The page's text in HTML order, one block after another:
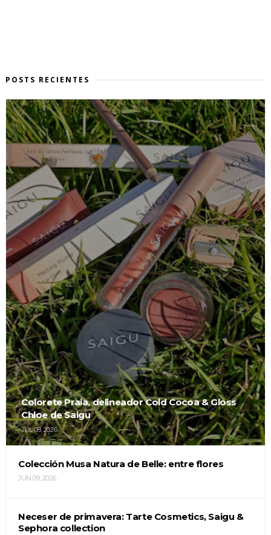
POSTS RECIENTES
Colorete Praia, delineador Cold Cocoa & Gloss
Chloe de Saigu
JUL 08, 2026
Colección Musa Natura de Belle: entre flores
JUN 09, 2026
Neceser de primavera: Tarte Cosmetics, Saigu &
Sephora collection